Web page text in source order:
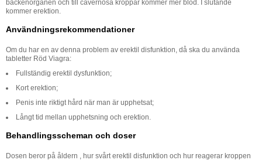
bäckenorganen och till сavernösa kroppar kommer mer blod. I slutande
kommer erektion.
Användningsrekommendationer
Om du har en av denna problem av erektil disfunktion, då ska du använda
tabletter Röd Viagra:
Fullständig erektil dysfunktion;
Kort erektion;
Penis inte riktigt hård när man är upphetsat;
Långt tid mellan upphetsning och erektion.
Behandlingsscheman och doser
Dosen beror på åldern , hur svårt erektil disfunktion och hur reagerar kroppen